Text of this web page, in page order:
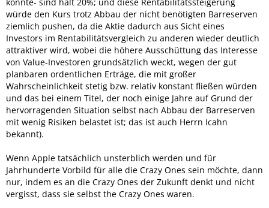
würde den Kurs trotz Abbau der nicht benötigten Barreserven
ziemlich pushen, da die Aktie dadurch aus Sicht eines
Investors im Rentabilitätsvergleich zu anderen wieder deutlich
attraktiver wird, wobei die höhere Ausschüttung das Interesse
von Value-Investoren grundsätzlich weckt, wegen der gut
planbaren ordentlichen Erträge, die mit großer
Wahrscheinlichkeit stetig bzw. relativ konstant fließen würden
und das bei einem Titel, der noch einige Jahre auf Grund der
hervorragenden Situation selbst nach Abbau der Barreserven
mit wenig Risiken belastet ist; das ist auch Herrn Icahn
bekannt).
Wenn Apple tatsächlich unsterblich werden und für
Jahrhunderte Vorbild für alle die Crazy Ones sein möchte, dann
nur, indem es an die Crazy Ones der Zukunft denkt und nicht
vergisst, dass sie selbst the Crazy Ones waren.